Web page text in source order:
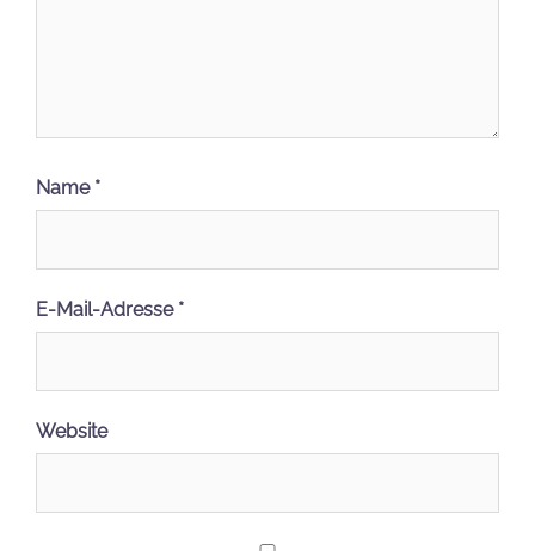
Name *
E-Mail-Adresse *
Website